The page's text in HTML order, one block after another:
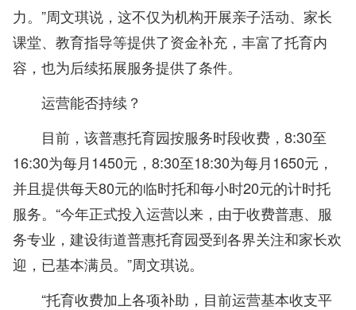
力。”周文琪说，这不仅为机构开展亲子活动、家长
课堂、教育指导等提供了资金补充，丰富了托育内
容，也为后续拓展服务提供了条件。
运营能否持续？
目前，该普惠托育园按服务时段收费，8:30至
16:30为每月1450元，8:30至18:30为每月1650元，
并且提供每天80元的临时托和每小时20元的计时托
服务。“今年正式投入运营以来，由于收费普惠、服
务专业，建设街道普惠托育园受到各界关注和家长欢
迎，已基本满员。”周文琪说。
“托育收费加上各项补助，目前运营基本收支平